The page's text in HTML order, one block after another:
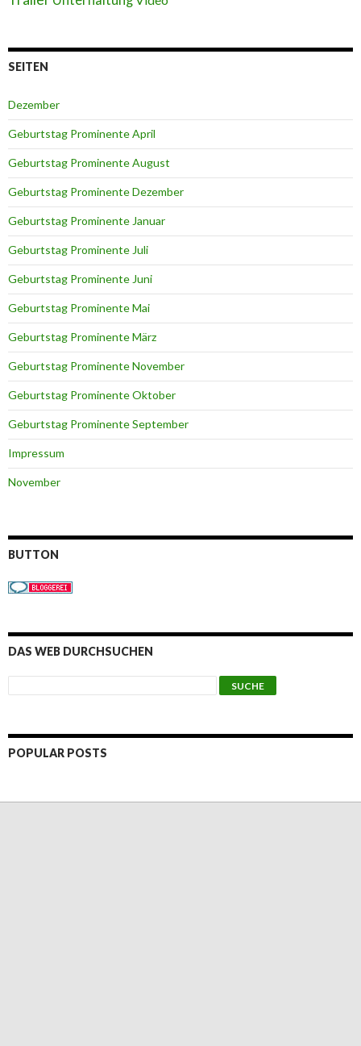
SEITEN
Dezember
Geburtstag Prominente April
Geburtstag Prominente August
Geburtstag Prominente Dezember
Geburtstag Prominente Januar
Geburtstag Prominente Juli
Geburtstag Prominente Juni
Geburtstag Prominente Mai
Geburtstag Prominente März
Geburtstag Prominente November
Geburtstag Prominente Oktober
Geburtstag Prominente September
Impressum
November
BUTTON
DAS WEB DURCHSUCHEN
POPULAR POSTS